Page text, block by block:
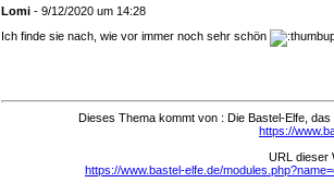
Lomi - 9/12/2020 um 14:28
Ich finde sie nach, wie vor immer noch sehr schön
Dieses Thema kommt von : Die Bastel-Elfe,
https://
URL dieser
https://www.bastel-elfe.de/